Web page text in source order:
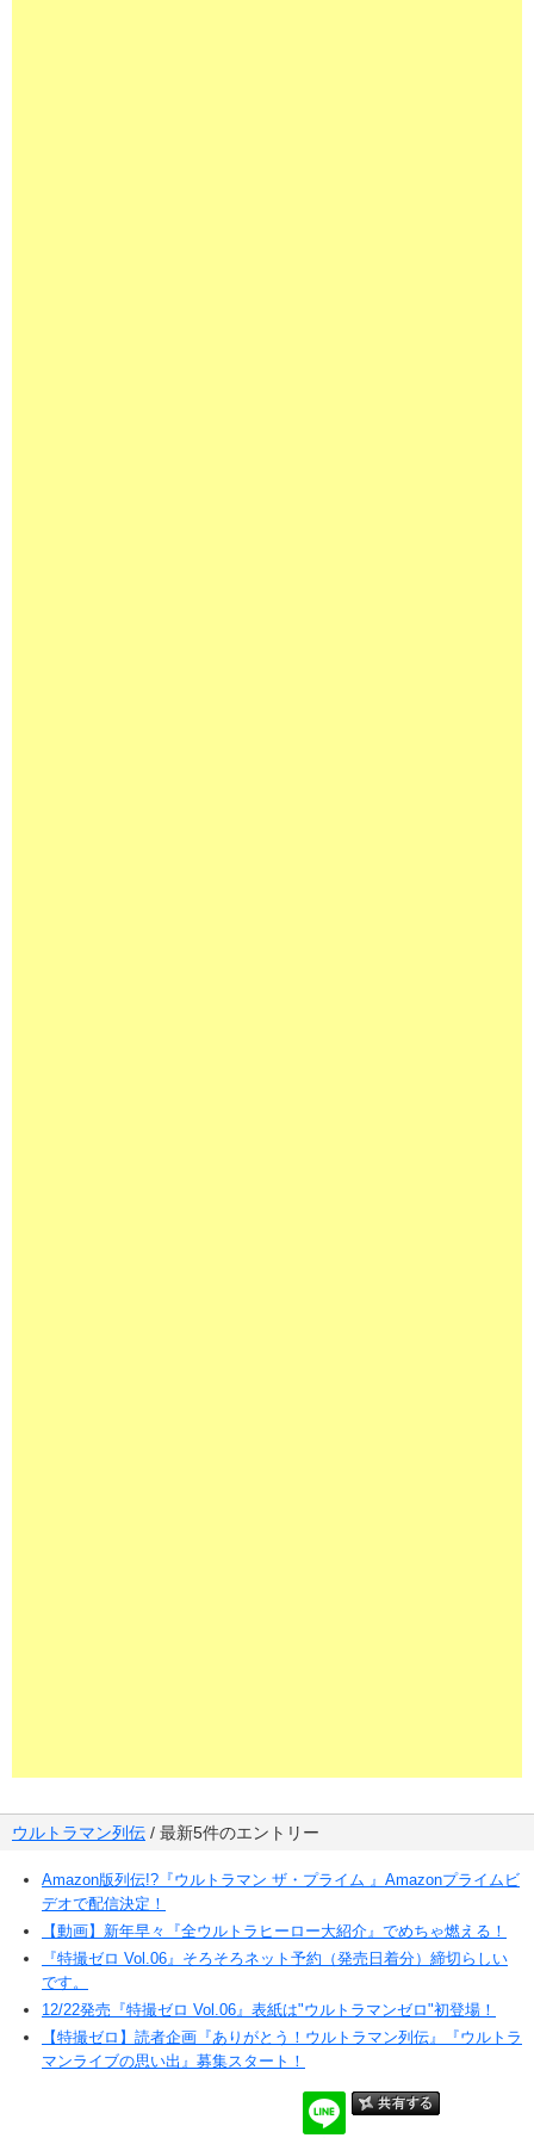
ウルトラマン列伝 / 最新5件のエントリー
Amazon版列伝!?『ウルトラマン ザ・プライム 』Amazonプライムビ
デオで配信決定！
【動画】新年早々『全ウルトラヒーロー大紹介』でめちゃ燃える！
『特撮ゼロ Vol.06』そろそろネット予約（発売日着分）締切らしい
です。
12/22発売『特撮ゼロ Vol.06』表紙は"ウルトラマンゼロ"初登場！
【特撮ゼロ】読者企画『ありがとう！ウルトラマン列伝』『ウルトラ
マンライブの思い出』募集スタート！